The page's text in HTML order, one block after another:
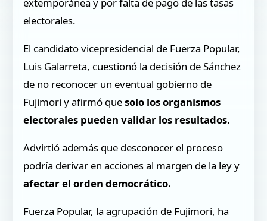
extemporánea y por falta de pago de las tasas
electorales.
El candidato vicepresidencial de Fuerza Popular,
Luis Galarreta, cuestionó la decisión de Sánchez
de no reconocer un eventual gobierno de
Fujimori y afirmó quesolo los organismos
electorales pueden validar los resultados.
Advirtió además que desconocer el proceso
podría derivar en acciones al margen de la ley y
afectar el orden democrático.
Fuerza Popular, la agrupación de Fujimori, ha